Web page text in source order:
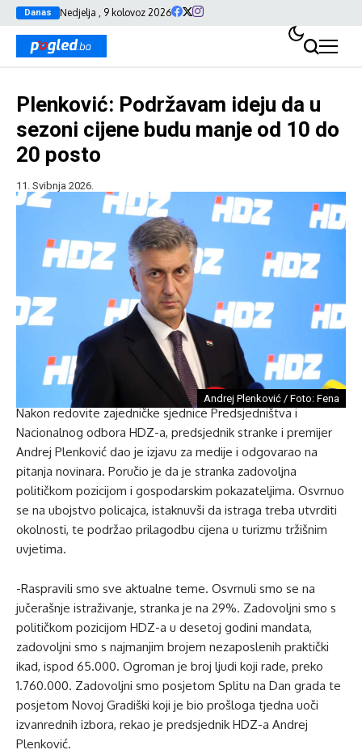
Danas Nedjelja , 9 kolovoz 2026
Plenković: Podržavam ideju da u
sezoni cijene budu manje od 10 do
20 posto
11. Svibnja 2026.
Andrej Plenković / Foto: Fena
Nakon redovite zajedničke sjednice Predsjedništva i
Nacionalnog odbora HDZ-a, predsjednik stranke i premijer
Andrej Plenković dao je izjavu za medije i odgovarao na
pitanja novinara. Poručio je da je stranka zadovoljna
političkom pozicijom i gospodarskim pokazateljima. Osvrnuo
se na ubojstvo policajca, istaknuvši da istraga treba utvrditi
okolnosti, te podržao prilagodbu cijena u turizmu tržišnim
uvjetima.
-Raspravili smo sve aktualne teme. Osvrnuli smo se na
jučerašnje istraživanje, stranka je na 29%. Zadovoljni smo s
političkom pozicijom HDZ-a u desetoj godini mandata,
zadovoljni smo s najmanjim brojem nezaposlenih praktički
ikad, ispod 65.000. Ogroman je broj ljudi koji rade, preko
1.760.000. Zadovoljni smo posjetom Splitu na Dan grada te
posjetom Novoj Gradiški koji je bio prošloga tjedna uoči
izvanrednih izbora, rekao je predsjednik HDZ-a Andrej
Plenković.